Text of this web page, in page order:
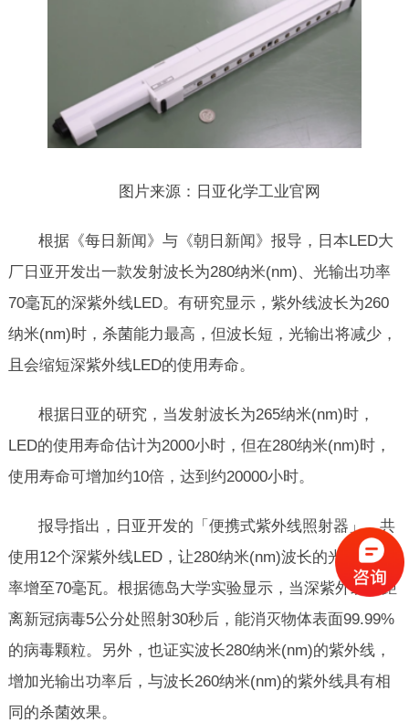
图片来源：日亚化学工业官网
根据《每日新闻》与《朝日新闻》报导，日本LED大
厂日亚开发出一款发射波长为280纳米(nm)、光输出功率
70毫瓦的深紫外线LED。有研究显示，紫外线波长为260
纳米(nm)时，杀菌能力最高，但波长短，光输出将减少，
且会缩短深紫外线LED的使用寿命。
根据日亚的研究，当发射波长为265纳米(nm)时，
LED的使用寿命估计为2000小时，但在280纳米(nm)时，
使用寿命可增加约10倍，达到约20000小时。
报导指出，日亚开发的「便携式紫外线照射器」，共
使用12个深紫外线LED，让280纳米(nm)波长的光输出功
率增至70毫瓦。根据德岛大学实验显示，当深紫外线在距
离新冠病毒5公分处照射30秒后，能消灭物体表面99.99%
的病毒颗粒。另外，也证实波长280纳米(nm)的紫外线，
增加光输出功率后，与波长260纳米(nm)的紫外线具有相
同的杀菌效果。
新型外单型200/300/400mm宽优质UVLED固
这是一系列新型UVLED固化炉，良好的品质和
服务，水冷风冷都有，做外单的朋...
2022-08-04
产品说明： 400mm触摸屏控制固化机 技术参数
及特点产品型号Setuv-G400p-400...
新型风冷UVLED固化光源（触摸主机型）
该款风冷系列产品有多款选择： 55*40 110*40
2021-09-16